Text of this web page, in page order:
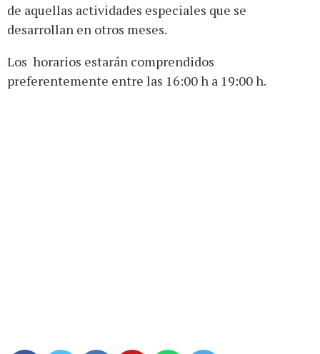
de aquellas actividades especiales que se
desarrollan en otros meses.
Los horarios estarán comprendidos
preferentemente entre las 16:00 h a 19:00 h.